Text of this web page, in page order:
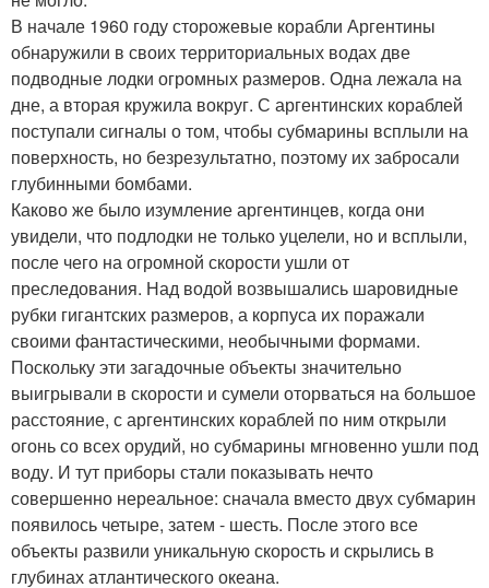
В начале 1960 году сторожевые корабли Аргентины
обнаружили в своих территориальных водах две
подводные лодки огромных размеров. Одна лежала на
дне, а вторая кружила вокруг. С аргентинских кораблей
поступали сигналы о том, чтобы субмарины всплыли на
поверхность, но безрезультатно, поэтому их забросали
глубинными бомбами.
Каково же было изумление аргентинцев, когда они
увидели, что подлодки не только уцелели, но и всплыли,
после чего на огромной скорости ушли от
преследования. Над водой возвышались шаровидные
рубки гигантских размеров, а корпуса их поражали
своими фантастическими, необычными формами.
Поскольку эти загадочные объекты значительно
выигрывали в скорости и сумели оторваться на большое
расстояние, с аргентинских кораблей по ним открыли
огонь со всех орудий, но субмарины мгновенно ушли под
воду. И тут приборы стали показывать нечто
совершенно нереальное: сначала вместо двух субмарин
появилось четыре, затем - шесть. После этого все
объекты развили уникальную скорость и скрылись в
глубинах атлантического океана.